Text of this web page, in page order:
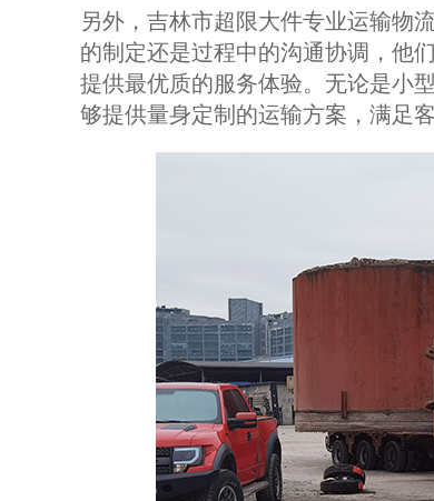
另外，吉林市超限大件专业运输物
的制定还是过程中的沟通协调，他
提供最优质的服务体验。无论是小
够提供量身定制的运输方案，满足